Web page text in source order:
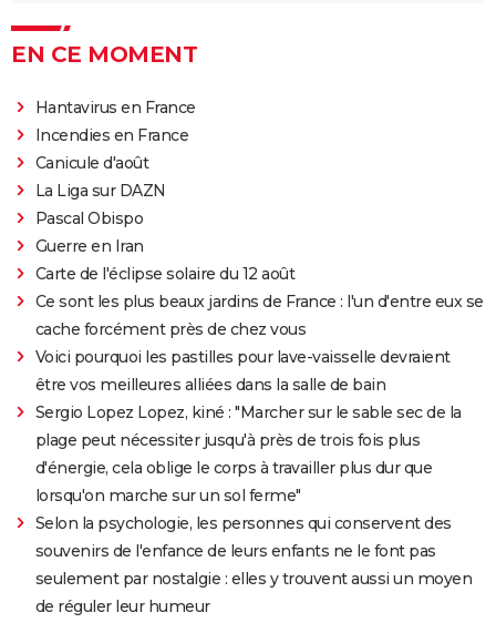
EN CE MOMENT
Hantavirus en France
Incendies en France
Canicule d'août
La Liga sur DAZN
Pascal Obispo
Guerre en Iran
Carte de l'éclipse solaire du 12 août
Ce sont les plus beaux jardins de France : l'un d'entre eux se
cache forcément près de chez vous
Voici pourquoi les pastilles pour lave-vaisselle devraient
être vos meilleures alliées dans la salle de bain
Sergio Lopez Lopez, kiné : "Marcher sur le sable sec de la
plage peut nécessiter jusqu'à près de trois fois plus
d'énergie, cela oblige le corps à travailler plus dur que
lorsqu'on marche sur un sol ferme"
Selon la psychologie, les personnes qui conservent des
souvenirs de l'enfance de leurs enfants ne le font pas
seulement par nostalgie : elles y trouvent aussi un moyen
de réguler leur humeur